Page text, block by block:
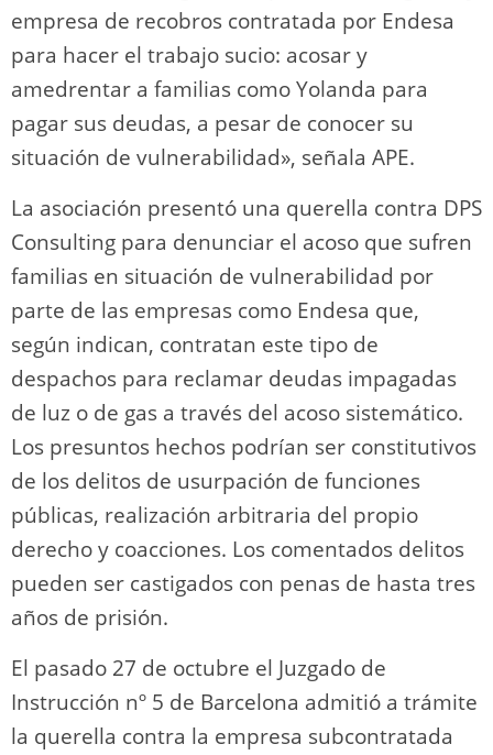
empresa de recobros contratada por Endesa
para hacer el trabajo sucio: acosar y
amedrentar a familias como Yolanda para
pagar sus deudas, a pesar de conocer su
situación de vulnerabilidad», señala APE.
La asociación presentó una querella contra DPS
Consulting para denunciar el acoso que sufren
familias en situación de vulnerabilidad por
parte de las empresas como Endesa que,
según indican, contratan este tipo de
despachos para reclamar deudas impagadas
de luz o de gas a través del acoso sistemático.
Los presuntos hechos podrían ser constitutivos
de los delitos de usurpación de funciones
públicas, realización arbitraria del propio
derecho y coacciones. Los comentados delitos
pueden ser castigados con penas de hasta tres
años de prisión.
El pasado 27 de octubre el Juzgado de
Instrucción nº 5 de Barcelona admitió a trámite
la querella contra la empresa subcontratada